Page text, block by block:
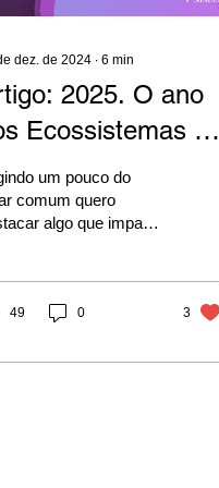
dez. de 2024 ∙ 6 min
2025. O ano
Ecossistemas de
para
um pouco do
comum quero
algo que impacta
49 0 3